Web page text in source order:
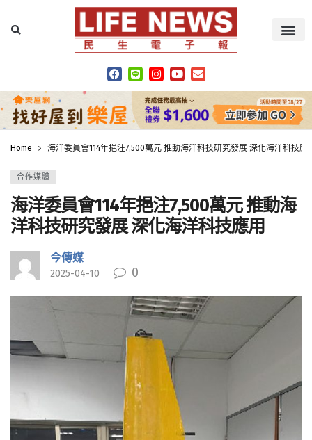
Home 海洋委員會114年挹注7,500萬元 推動海洋科技研究發展 深化海洋科技應
合作媒體
海洋委員會114年挹注7,500萬元 推動海
洋科技研究發展 深化海洋科技應用
今傳媒
2025-04-10 0